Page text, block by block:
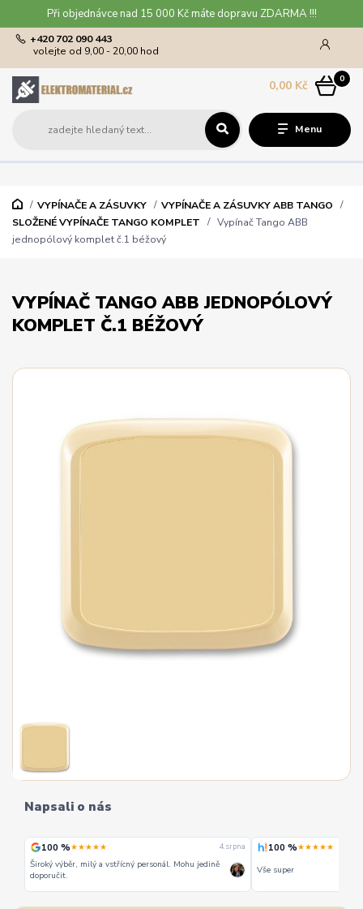
Při objednávce nad 15 000 Kč máte dopravu ZDARMA !!!
Menu
+420 702 090 443
volejte od 9,00 - 20,00 hod
0
0,00 Kč
VYPÍNAČE A ZÁSUVKY
VYPÍNAČE A ZÁSUVKY ABB TANGO
SLOŽENÉ VYPÍNAČE TANGO KOMPLET
Vypínač Tango ABB
jednopólový komplet č.1 béžový
VYPÍNAČ TANGO ABB JEDNOPÓLOVÝ
KOMPLET Č.1 BÉŽOVÝ
Napsali o nás
100 %★★★★★ 4. srpna
Široký výběr, milý a vstřícný personál. Mohu jedině
doporučit.
100 %★★★★★
Vše super